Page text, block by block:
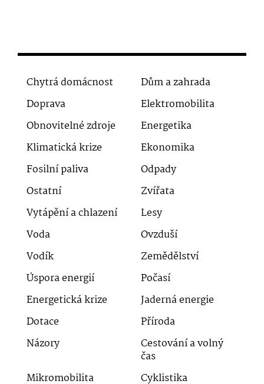
Chytrá domácnost
Dům a zahrada
Doprava
Elektromobilita
Obnovitelné zdroje
Energetika
Klimatická krize
Ekonomika
Fosilní paliva
Odpady
Ostatní
Zvířata
Vytápění a chlazení
Lesy
Voda
Ovzduší
Vodík
Zemědělství
Úspora energií
Počasí
Energetická krize
Jaderná energie
Dotace
Příroda
Názory
Cestování a volný
čas
Mikromobilita
Cyklistika